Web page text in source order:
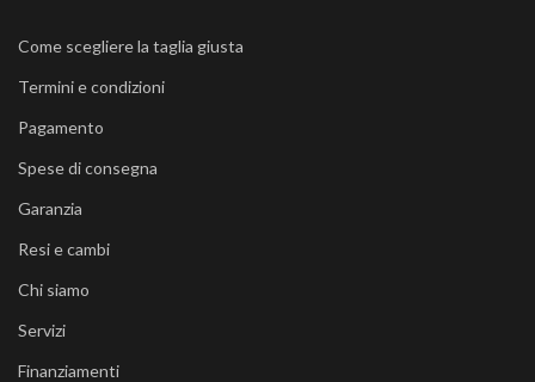
Come scegliere la taglia giusta
Termini e condizioni
Pagamento
Spese di consegna
Garanzia
Resi e cambi
Chi siamo
Servizi
Finanziamenti